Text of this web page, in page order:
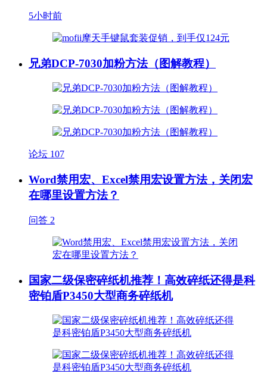
5小时前
兄弟DCP-7030加粉方法（图解教程）
论坛 107
Word禁用宏、Excel禁用宏设置方法，关闭宏
在哪里设置方法？
问答 2
国家二级保密碎纸机推荐！高效碎纸还得是科
密铂盾P3450大型商务碎纸机